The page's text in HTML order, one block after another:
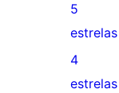
2
com
5
estrelas
0
4
estrelas